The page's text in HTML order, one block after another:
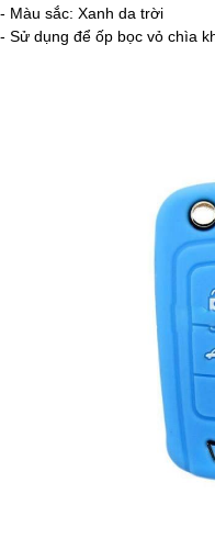
- Màu sắc: Xanh da trời
- Sử dụng để ốp bọc vỏ chìa